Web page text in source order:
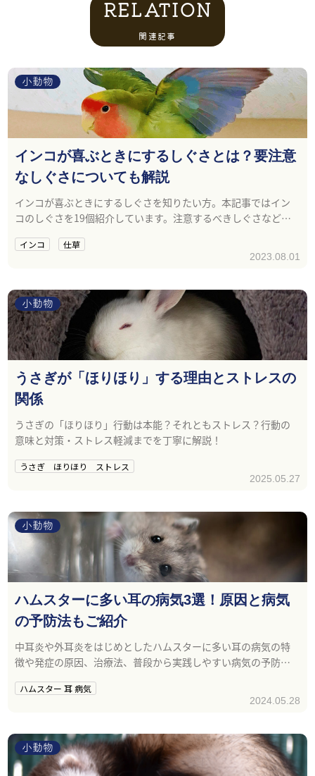
RELATION
関連記事
小動物
インコが喜ぶときにするしぐさとは？要注意
なしぐさについても解説
インコが喜ぶときにするしぐさを知りたい方。本記事ではイン
コのしぐさを19個紹介しています。注意するべきしぐさなども
インコ 仕草
2023.08.01
小動物
うさぎが「ほりほり」する理由とストレスの
関係
うさぎの「ほりほり」行動は本能？それともストレス？行動の
意味と対策・ストレス軽減までを丁寧に解説！
うさぎ ほりほり ストレス
2025.05.27
小動物
ハムスターに多い耳の病気3選！原因と病気
の予防法もご紹介
中耳炎や外耳炎をはじめとしたハムスターに多い耳の病気の特
徴や発症の原因、治療法、普段から実践しやすい病気の予防法
ハムスター 耳 病気
2024.05.28
小動物